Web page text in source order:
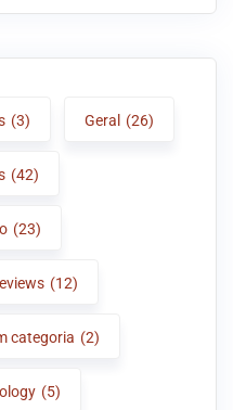
(3) Geral (26)
(42)
(23)
(12)
categoria (2)
(5)